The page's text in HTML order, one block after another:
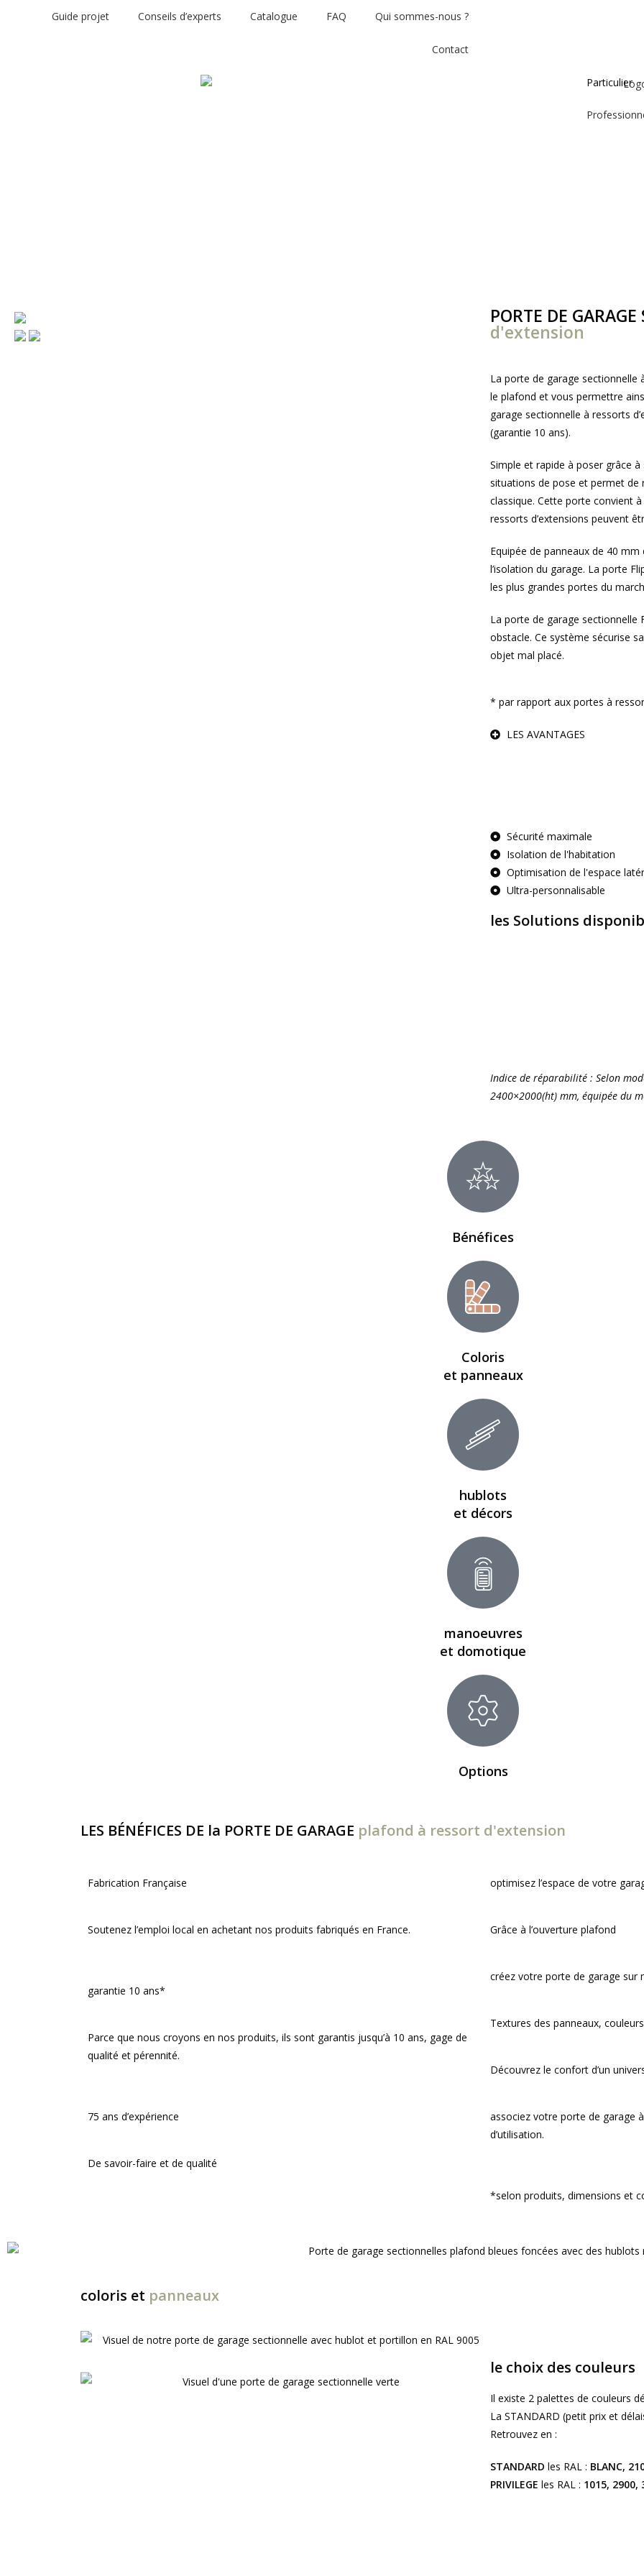
Guide projet Conseils d’experts Catalogue FAQ Qui sommes-nous ?
Contact
Particulier
PORTE DE
d'extension
La porte de garage sectionnelle
le plafond et vous permettre
garage sectionnelle à ressorts
(garantie 10 ans).
Simple et rapide à poser grâce
situations de pose et permet de
classique. Cette porte convient
ressorts d’extensions peuvent
Equipée de panneaux de 40
l’isolation du garage. La porte
les plus grandes portes du
La porte de garage sectionnelle
obstacle. Ce système sécurise
objet mal placé.
* par rapport aux portes à
LES AVANTAGES
Sécurité maximale
Isolation de l'habitation
Optimisation de l'espace
Ultra-personnalisable
les Solutions
Indice de réparabilité : Selon
2400×2000(ht) mm, équipée du
Bénéfices
Coloris
et panneaux
hublots
et décors
manoeuvres
et domotique
Options
LES BÉNÉFICES DE la PORTE DE GARAGE plafond à ressort d'extension
Fabrication Française
Soutenez l’emploi local en achetant nos produits fabriqués en France.
garantie 10 ans*
Parce que nous croyons en nos produits, ils sont garantis jusqu’à 10 ans, gage de
qualité et pérennité.
75 ans d’expérience
De savoir-faire et de qualité
optimisez l’espace de votre
Grâce à l’ouverture plafond
créez votre porte de garage sur
Textures des panneaux,
Découvrez le confort d’un
associez votre porte de garage
d’utilisation.
*selon produits, dimensions et
coloris et panneaux
le choix des couleurs
Il existe 2 palettes de couleurs
La STANDARD (petit prix et
Retrouvez en :
STANDARD les RAL : BLANC,
PRIVILEGE les RAL : 1015, 2900,